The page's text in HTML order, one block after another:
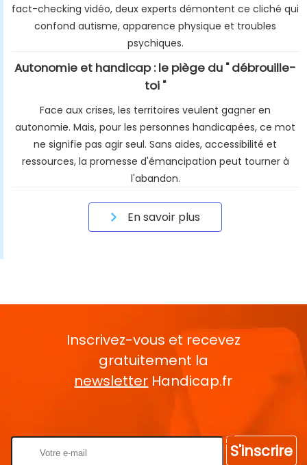
fact-checking vidéo, deux experts démontent ce cliché qui
confond autisme, apparence physique et troubles
psychiques.
Autonomie et handicap : le piège du " débrouille-
toi "
Face aux crises, les territoires veulent gagner en
autonomie. Mais, pour les personnes handicapées, ce mot
ne signifie pas agir seul. Sans aides, accessibilité et
ressources, la promesse d'émancipation peut tourner à
l'abandon.
En savoir plus
Inscrivez-vous et recevez
gratuitement la
newsletter Handicap.fr
S'inscrire